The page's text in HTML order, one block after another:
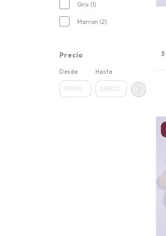
Gris (1)
Marron (2)
Precio
Desde Hasta
3